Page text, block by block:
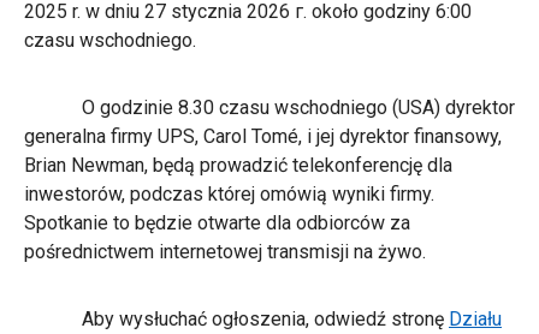
2025 r. w dniu 27 stycznia 2026 г. około godziny 6:00
czasu wschodniego.
O godzinie 8.30 czasu wschodniego (USA) dyrektor
generalna firmy UPS, Carol Tomé, i jej dyrektor finansowy,
Brian Newman, będą prowadzić telekonferencję dla
inwestorów, podczas której omówią wyniki firmy.
Spotkanie to będzie otwarte dla odbiorców za
pośrednictwem internetowej transmisji na żywo.
Aby wysłuchać ogłoszenia, odwiedź stronę Działu